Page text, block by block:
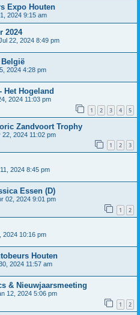
Expo Houten
2024 9:15 am
2024
22, 2024 8:49 pm
2024 4:28 pm
Het Hogeland
2024 11:03 pm
1 2 3 4 5
Zandvoort Trophy
22, 2024 11:02 pm
1 2 3
2024 8:45 pm
Essen (D)
02, 2024 9:01 pm
1 2
2024 10:16 pm
Houten
2024 11:57 am
& Nieuwjaarsmeeting
12, 2024 5:06 pm
1 2